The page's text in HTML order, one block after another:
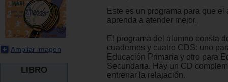
Ampliar imagen
LIBRO
Este es un programa para que el
aprenda a atender mejor.
El programa del alumno consta
cuadernos y cuatro CDS: uno
Educación Primaria y otro para
Secundaria. Hay un CD
entrenar la relajación.